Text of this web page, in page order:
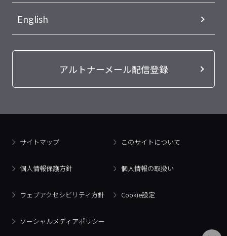
English
アルトナーメール配信登録
サイトマップ このサイトについて
個人情報保護方針 個人情報の取扱い
ウェブアクセシビリティ方針 Cookie設定
ソーシャルメディアポリシー